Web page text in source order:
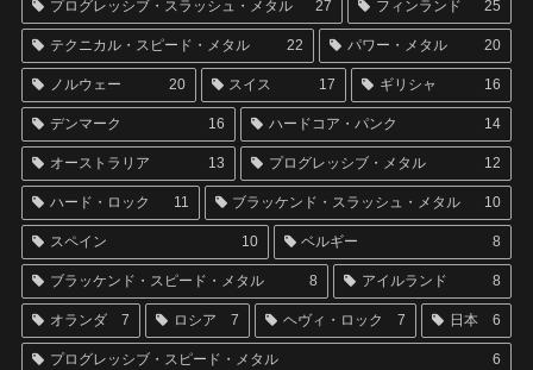
プログレッシブ・スラッシュ・メタル 27 フィンランド 25
テクニカル・スピード・メタル 22 パワー・メタル 20
ノルウェー 20 スイス 17 ギリシャ 16
デンマーク 16 ハードコア・パンク 14
オーストラリア 13 プログレッシブ・メタル 12
ハード・ロック 11 ブラッケンド・スラッシュ・メタル 10
スペイン 10 ベルギー 8
ブラッケンド・スピード・メタル 8 アイルランド 8
オランダ 7 ロシア 7 ヘヴィ・ロック 7 日本 6
プログレッシブ・スピード・メタル 6